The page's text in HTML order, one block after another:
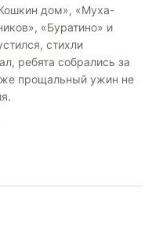
дом», «Муха-
«Буратино» и
стихли
ребята собрались за
прощальный ужин не